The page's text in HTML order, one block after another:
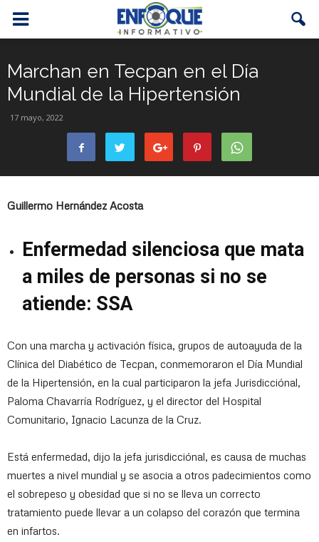
Marchan en Tecpan en el Día
Mundial de la Hipertensión
17 mayo, 2022
Guillermo Hernández Acosta
Enfermedad silenciosa que mata
a miles de personas si no se
atiende: SSA
Con una marcha y activación física, grupos de autoayuda de la
Clínica del Diabético de Tecpan, conmemoraron el Día Mundial
de la Hipertensión, en la cual participaron la jefa Jurisdicciónal,
Paloma Chavarría Rodríguez, y el director del Hospital
Comunitario, Ignacio Lacunza de la Cruz.
Está enfermedad, dijo la jefa jurisdicciónal, es causa de muchas
muertes a nivel mundial y se asocia a otros padecimientos como
el sobrepeso y obesidad que si no se lleva un correcto
tratamiento puede llevar a un colapso del corazón que termina
en infartos.